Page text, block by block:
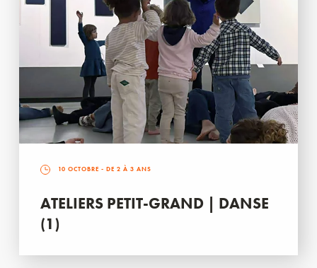
10 OCTOBRE - DE 2 À 3 ANS
ATELIERS PETIT-GRAND | DANSE
(1)